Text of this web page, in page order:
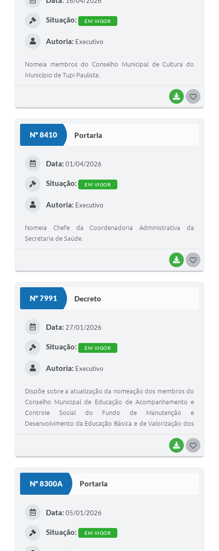
BAIXAR
Situação: EM VIGOR
Autoria: Executivo
Nomeia membros do Conselho Municipal de Cultura do
Município de Tupi Paulista.
Nº 8410 Portaria
BAIXAR
Data: 01/04/2026
Situação: EM VIGOR
Autoria: Executivo
Nomeia Chefe da Coordenadoria Administrativa da
Secretaria de Saúde.
Nº 7991 Decreto
BAIXAR
Data: 27/01/2026
Situação: EM VIGOR
Autoria: Executivo
Dispõe sobre a atualização da nomeação dos membros do
Conselho Municipal de Educação de Acompanhamento e
Controle Social do Fundo de Manutenção e
Desenvolvimento da Educação Básica e de Valorização dos
Nº 8300A Portaria
Data: 05/01/2026
Situação: EM VIGOR